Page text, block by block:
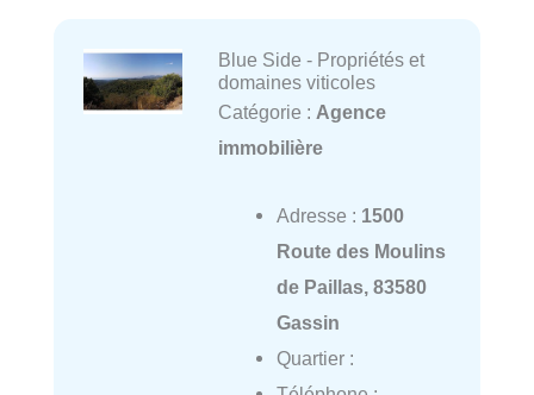
Blue Side - Propriétés et
domaines viticoles
Catégorie : Agence
immobilière
Adresse : 1500
Route des Moulins
de Paillas, 83580
Gassin
Quartier :